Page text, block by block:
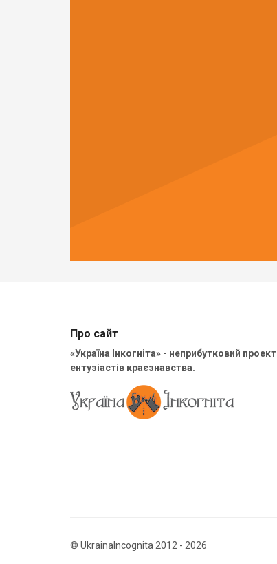
Про сайт
«Україна Інкогніта» - неприбутковий проект
ентузіастів краєзнавства.
© UkrainaIncognita 2012 - 2026